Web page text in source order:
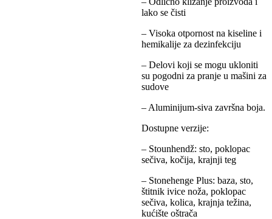
lako se čisti
– Visoka otpornost na kiseline i
hemikalije za dezinfekciju
– Delovi koji se mogu ukloniti
su pogodni za pranje u mašini za
sudove
– Aluminijum-siva završna boja.
Dostupne verzije:
– Stounhendž: sto, poklopac
sečiva, kočija, krajnji teg
– Stonehenge Plus: baza, sto,
štitnik ivice noža, poklopac
sečiva, kolica, krajnja težina,
kućište oštrača